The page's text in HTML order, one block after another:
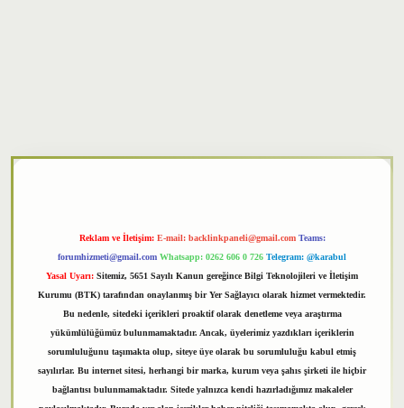
Reklam ve İletişim: E-mail: backlinkpaneli@gmail.com Teams:
forumhizmeti@gmail.com Whatsapp: 0262 606 0 726 Telegram: @karabul
Yasal Uyarı: Sitemiz, 5651 Sayılı Kanun gereğince Bilgi Teknolojileri ve İletişim
Kurumu (BTK) tarafından onaylanmış bir Yer Sağlayıcı olarak hizmet vermektedir.
Bu nedenle, sitedeki içerikleri proaktif olarak denetleme veya araştırma
yükümlülüğümüz bulunmamaktadır. Ancak, üyelerimiz yazdıkları içeriklerin
sorumluluğunu taşımakta olup, siteye üye olarak bu sorumluluğu kabul etmiş
sayılırlar. Bu internet sitesi, herhangi bir marka, kurum veya şahıs şirketi ile hiçbir
bağlantısı bulunmamaktadır. Sitede yalnızca kendi hazırladığımız makaleler